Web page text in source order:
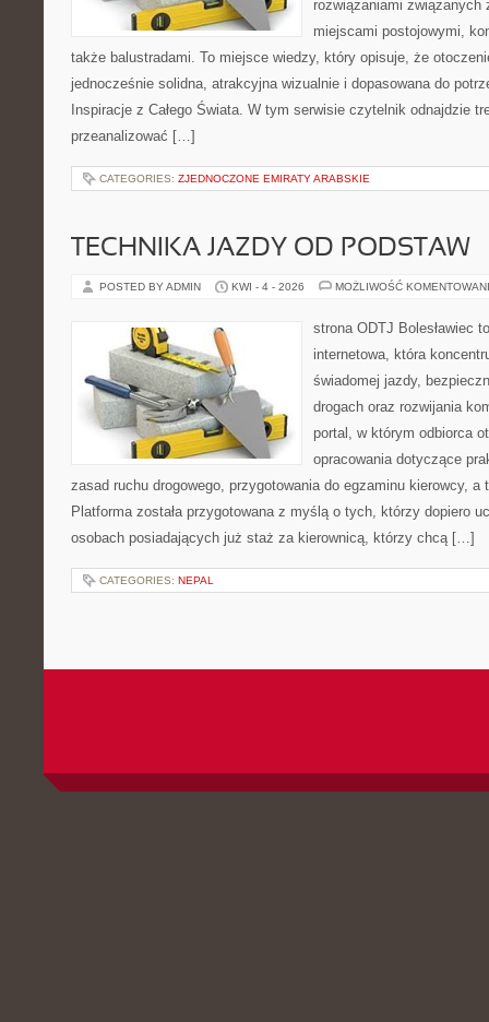
rozwiązaniami związanych
miejscami postojowymi,
także balustradami. To miejsce wiedzy, który opisuje, że
jednocześnie solidna, atrakcyjna wizualnie i dopasowana do
Inspiracje z Całego Świata. W tym serwisie czytelnik odnajdzie
przeanalizować […]
CATEGORIES: ZJEDNOCZONE EMIRATY ARABSKIE
TECHNIKA JAZDY OD PODSTAW
POSTED BY ADMIN KWI - 4 - 2026 MOŻLIWOŚĆ
strona ODTJ Bolesławiec
internetowa, która
świadomej jazdy,
drogach oraz rozwijania
portal, w którym odbiorca
opracowania dotyczące
zasad ruchu drogowego, przygotowania do egzaminu kierowcy,
Platforma została przygotowana z myślą o tych, którzy dopiero
osobach posiadających już staż za kierownicą, którzy chcą […]
CATEGORIES: NEPAL